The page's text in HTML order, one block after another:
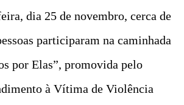
dia 25 de novembro, cerca de
participaram na caminhada
por Elas”, promovida pelo
à Vítima de Violência